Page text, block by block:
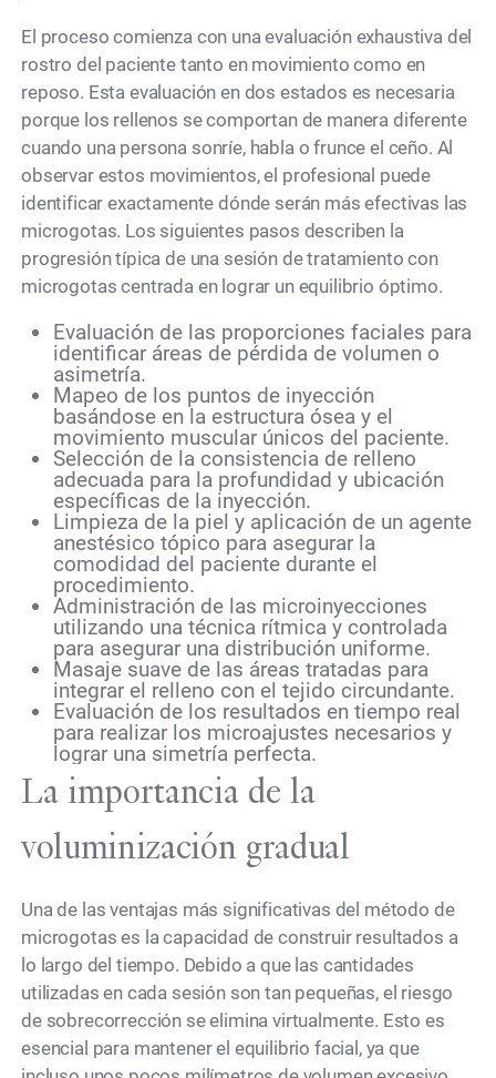
El proceso comienza con una evaluación exhaustiva del
rostro del paciente tanto en movimiento como en
reposo. Esta evaluación en dos estados es necesaria
porque los rellenos se comportan de manera diferente
cuando una persona sonríe, habla o frunce el ceño. Al
observar estos movimientos, el profesional puede
identificar exactamente dónde serán más efectivas las
microgotas. Los siguientes pasos describen la
progresión típica de una sesión de tratamiento con
microgotas centrada en lograr un equilibrio óptimo.
Evaluación de las proporciones faciales para
identificar áreas de pérdida de volumen o
asimetría.
Mapeo de los puntos de inyección
basándose en la estructura ósea y el
movimiento muscular únicos del paciente.
Selección de la consistencia de relleno
adecuada para la profundidad y ubicación
específicas de la inyección.
Limpieza de la piel y aplicación de un agente
anestésico tópico para asegurar la
comodidad del paciente durante el
procedimiento.
Administración de las microinyecciones
utilizando una técnica rítmica y controlada
para asegurar una distribución uniforme.
Masaje suave de las áreas tratadas para
integrar el relleno con el tejido circundante.
Evaluación de los resultados en tiempo real
para realizar los microajustes necesarios y
lograr una simetría perfecta.
La importancia de la
voluminización gradual
Una de las ventajas más significativas del método de
microgotas es la capacidad de construir resultados a
lo largo del tiempo. Debido a que las cantidades
utilizadas en cada sesión son tan pequeñas, el riesgo
de sobrecorrección se elimina virtualmente. Esto es
esencial para mantener el equilibrio facial, ya que